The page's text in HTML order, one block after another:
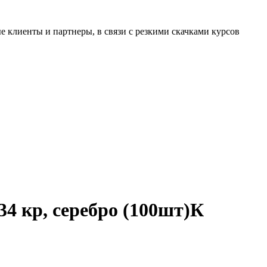
клиенты и партнеры, в связи с резкими скачками курсов
кр, серебро (100шт)К